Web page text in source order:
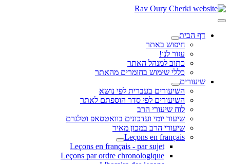
דף הבית
חיפוש באתר
עזור לנו!
כתוב למנהל האתר
כללי שימוש בחומרים מהאתר
שיעורים
השיעורים בעברית לפי נושא
השיעורים לפי סדר הוספתם לאתר
לוח שיעורי הרב
שיעור יומי ועדכונים בוואטסאפ וטלגרם
שיעורי הרב במכון מאיר
Leçons en français
Leçons en français - par sujet
Leçons par ordre chronologique